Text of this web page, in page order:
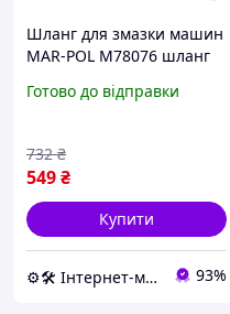
Шланг для змазки машин
MAR-POL M78076 шланг
Готово до відправки
549₴
732 ₴
Купити
⚙️🛠 Інтернет-магазин ALORA 93%